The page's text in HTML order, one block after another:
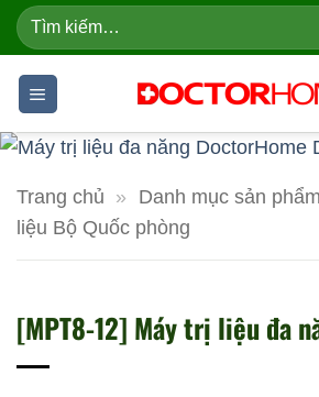
Skip
content
Tìm
kiếm:
Trang chủ » Danh mục sản phẩm
liệu Bộ Quốc phòng
[MPT8-12] Máy trị liệu đa